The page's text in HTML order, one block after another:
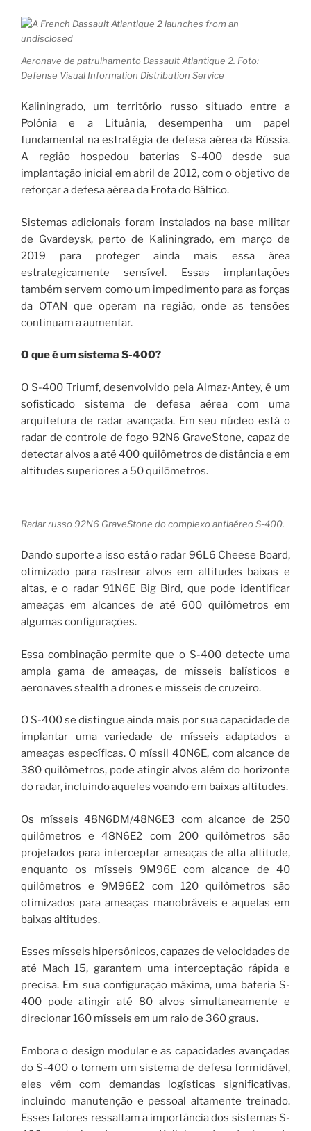
Aeronave de patrulhamento Dassault Atlantique 2. Foto:
Defense Visual Information Distribution Service
Kaliningrado, um território russo situado entre a
Polônia e a Lituânia, desempenha um papel
fundamental na estratégia de defesa aérea da Rússia.
A região hospedou baterias S-400 desde sua
implantação inicial em abril de 2012, com o objetivo de
reforçar a defesa aérea da Frota do Báltico.
Sistemas adicionais foram instalados na base militar
de Gvardeysk, perto de Kaliningrado, em março de
2019 para proteger ainda mais essa área
estrategicamente sensível. Essas implantações
também servem como um impedimento para as forças
da OTAN que operam na região, onde as tensões
continuam a aumentar.
O que é um sistema S-400?
O S-400 Triumf, desenvolvido pela Almaz-Antey, é um
sofisticado sistema de defesa aérea com uma
arquitetura de radar avançada. Em seu núcleo está o
radar de controle de fogo 92N6 GraveStone, capaz de
detectar alvos a até 400 quilômetros de distância e em
altitudes superiores a 50 quilômetros.
Radar russo 92N6 GraveStone do complexo antiaéreo S-400.
Dando suporte a isso está o radar 96L6 Cheese Board,
otimizado para rastrear alvos em altitudes baixas e
altas, e o radar 91N6E Big Bird, que pode identificar
ameaças em alcances de até 600 quilômetros em
algumas configurações.
Essa combinação permite que o S-400 detecte uma
ampla gama de ameaças, de mísseis balísticos e
aeronaves stealth a drones e mísseis de cruzeiro.
O S-400 se distingue ainda mais por sua capacidade de
implantar uma variedade de mísseis adaptados a
ameaças específicas. O míssil 40N6E, com alcance de
380 quilômetros, pode atingir alvos além do horizonte
do radar, incluindo aqueles voando em baixas altitudes.
Os mísseis 48N6DM/48N6E3 com alcance de 250
quilômetros e 48N6E2 com 200 quilômetros são
projetados para interceptar ameaças de alta altitude,
enquanto os mísseis 9M96E com alcance de 40
quilômetros e 9M96E2 com 120 quilômetros são
otimizados para ameaças manobráveis ​​e aquelas em
baixas altitudes.
Esses mísseis hipersônicos, capazes de velocidades de
até Mach 15, garantem uma interceptação rápida e
precisa. Em sua configuração máxima, uma bateria S-
400 pode atingir até 80 alvos simultaneamente e
direcionar 160 mísseis em um raio de 360 ​​graus.
Embora o design modular e as capacidades avançadas
do S-400 o tornem um sistema de defesa formidável,
eles vêm com demandas logísticas significativas,
incluindo manutenção e pessoal altamente treinado.
Esses fatores ressaltam a importância dos sistemas S-